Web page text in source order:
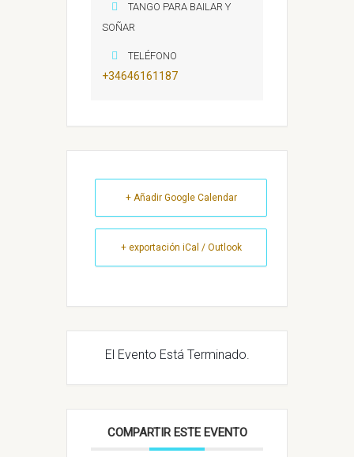
TANGO PARA BAILAR Y
SOÑAR
TELÉFONO
+34646161187
+ Añadir Google Calendar
+ exportación iCal / Outlook
El Evento Está Terminado.
COMPARTIR ESTE EVENTO